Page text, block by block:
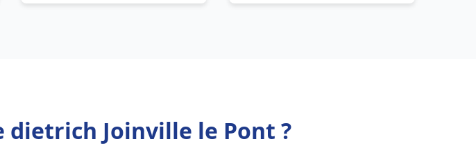
dietrich Joinville le Pont ?